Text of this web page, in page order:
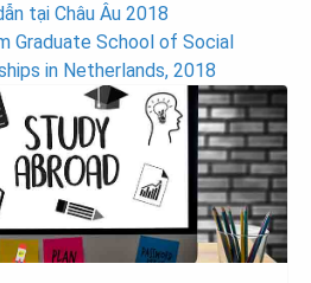
tại Châu Âu 2018
Graduate School of Social
in Netherlands, 2018